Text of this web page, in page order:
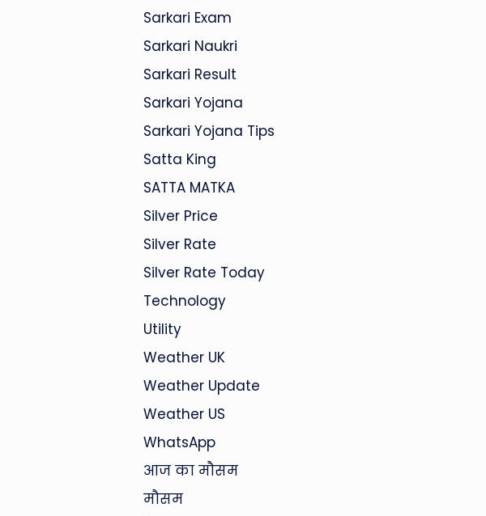
Sarkari Exam
Sarkari Naukri
Sarkari Result
Sarkari Yojana
Sarkari Yojana Tips
Satta King
SATTA MATKA
Silver Price
Silver Rate
Silver Rate Today
Technology
Utility
Weather UK
Weather Update
Weather US
WhatsApp
आज का मौसम
मौसम